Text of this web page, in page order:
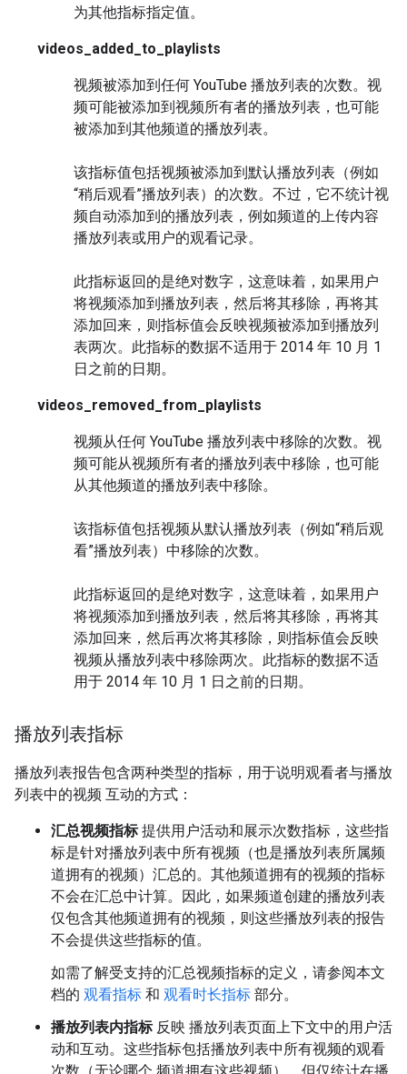
为其他指标指定值。
videos_added_to_playlists
视频被添加到任何 YouTube 播放列表的次数。视
频可能被添加到视频所有者的播放列表，也可能
被添加到其他频道的播放列表。
该指标值包括视频被添加到默认播放列表（例如
“稍后观看”播放列表）的次数。不过，它不统计视
频自动添加到的播放列表，例如频道的上传内容
播放列表或用户的观看记录。
此指标返回的是绝对数字，这意味着，如果用户
将视频添加到播放列表，然后将其移除，再将其
添加回来，则指标值会反映视频被添加到播放列
表两次。此指标的数据不适用于 2014 年 10 月 1
日之前的日期。
videos_removed_from_playlists
视频从任何 YouTube 播放列表中移除的次数。视
频可能从视频所有者的播放列表中移除，也可能
从其他频道的播放列表中移除。
该指标值包括视频从默认播放列表（例如“稍后观
看”播放列表）中移除的次数。
此指标返回的是绝对数字，这意味着，如果用户
将视频添加到播放列表，然后将其移除，再将其
添加回来，然后再次将其移除，则指标值会反映
视频从播放列表中移除两次。此指标的数据不适
用于 2014 年 10 月 1 日之前的日期。
播放列表指标
播放列表报告包含两种类型的指标，用于说明观看者与播放
列表中的视频 互动的方式：
汇总视频指标提供用户活动和展示次数指标，这些指
标是针对播放列表中所有视频（也是播放列表所属频
道拥有的视频）汇总的。其他频道拥有的视频的指标
不会在汇总中计算。因此，如果频道创建的播放列表
仅包含其他频道拥有的视频，则这些播放列表的报告
不会提供这些指标的值。
如需了解受支持的汇总视频指标的定义，请参阅本文
档的 观看指标 和 观看时长指标 部分。
播放列表内指标反映 播放列表页面上下文中的用户活
动和互动。这些指标包括播放列表中所有视频的观看